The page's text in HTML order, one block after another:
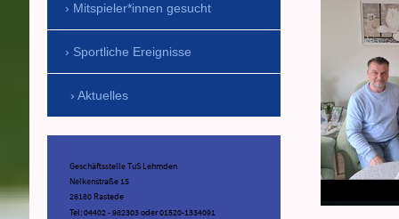
Mitspieler*innen gesucht
Sportliche Ereignisse
Aktuelles
Geschäftsstelle TuS Lehmden
Nelkenstraße 15
26180 Rastede
Tel: 04402 - 982303 oder 01520-1334091